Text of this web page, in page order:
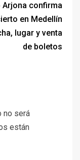
Arjona confirma
en Medellín
lugar y venta
de boletos
no será
están